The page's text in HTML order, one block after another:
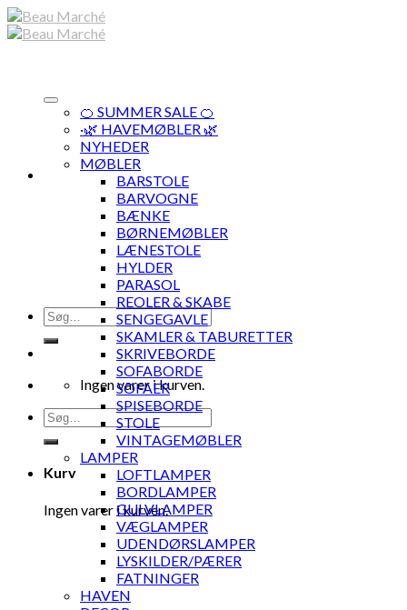
Skip
to
Søg
efter:
Ingen varer i kurven.
Søg
efter:
Kurv
Ingen varer i kurven.
🍊 SUMMER SALE 🍊
·🌿 HAVEMØBLER 🌿
NYHEDER
MØBLER
BARSTOLE
BARVOGNE
BÆNKE
BØRNEMØBLER
LÆNESTOLE
HYLDER
PARASOL
REOLER & SKABE
SENGEGAVLE
SKAMLER & TABURETTER
SKRIVEBORDE
SOFABORDE
SOFAER
SPISEBORDE
STOLE
VINTAGEMØBLER
LAMPER
LOFTLAMPER
BORDLAMPER
GULVLAMPER
VÆGLAMPER
UDENDØRSLAMPER
LYSKILDER/PÆRER
FATNINGER
HAVEN